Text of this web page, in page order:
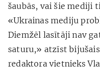
šaubās, vai šie mediji
«Ukrainas mediju
Diemžēl lasītāji nav
saturu,» atzīst bijušais
redaktora vietnieks